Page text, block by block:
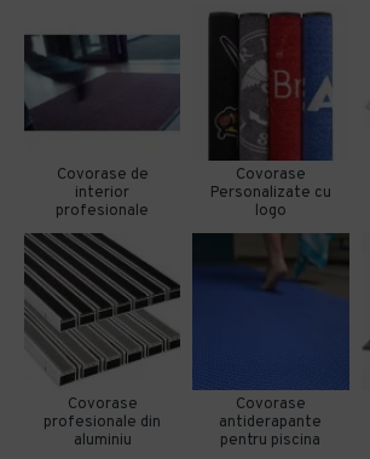
Covorase de
interior
profesionale
Covorase
Personalizate cu
logo
Covorase
profesionale din
aluminiu
Covorase
antiderapante
pentru piscina